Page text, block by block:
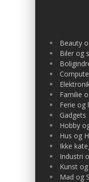
Beauty
Biler og
Familie
Ferie og
Gadgets
Hobby
Hus og
Ikke
Industri
Kunst
Mad og